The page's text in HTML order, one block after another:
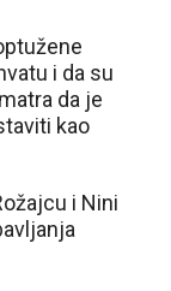
i da su
da je
kao
i Nini